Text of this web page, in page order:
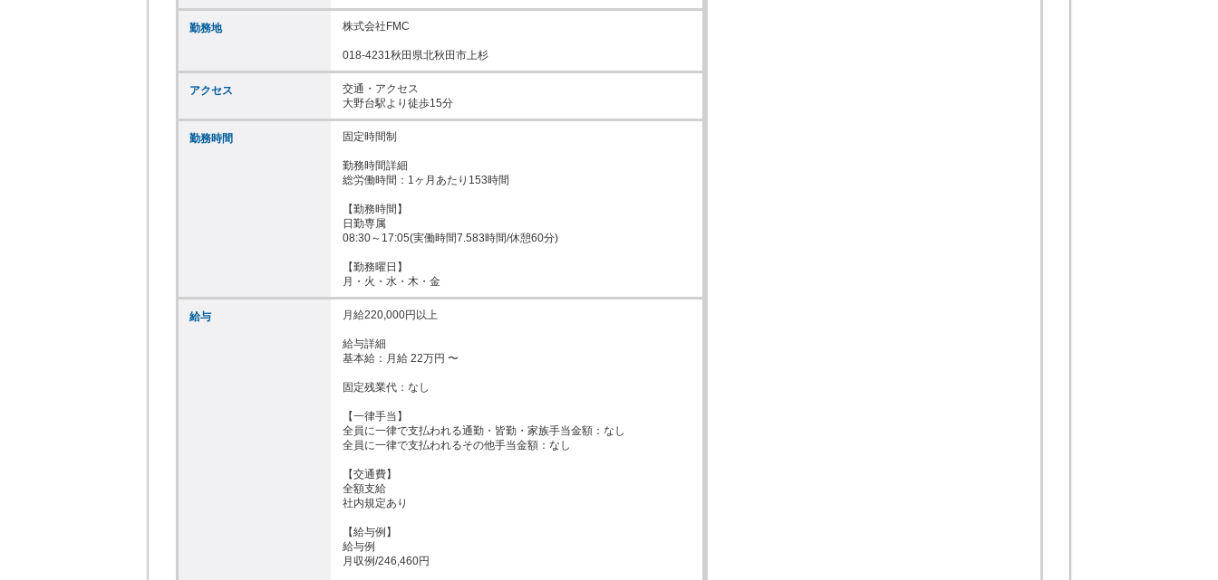
勤務地 株式会社FMC
018-4231秋田県北秋田市上杉
アクセス
交通・アクセス
大野台駅より徒歩15分
勤務時間 固定時間制
勤務時間詳細
総労働時間：1ヶ月あたり153時間
【勤務時間】
日勤専属
08:30～17:05(実働時間7.583時間/休憩60分)
【勤務曜日】
月・火・水・木・金
給与 月給220,000円以上
給与詳細
基本給：月給 22万円 〜
固定残業代：なし
【一律手当】
全員に一律で支払われる通勤・皆勤・家族手当金額：なし
全員に一律で支払われるその他手当金額：なし
【交通費】
全額支給
社内規定あり
【給与例】
給与例
月収例/246,460円